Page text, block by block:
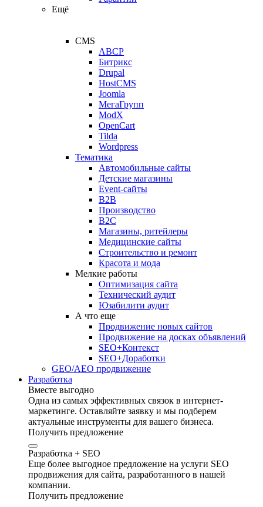
Ещё
CMS
ABCP
Битрикс
Drupal
HostCMS
Joomla
МегаГрупп
ModX
OpenCart
Tilda
Wordpress
Тематика
Автомобильные сайты
Детские магазины
Event-сайты
B2B
Производство
B2C
Магазины, ритейлеры
Медицинские сайты
Строительство и ремонт
Красота и мода
Мелкие работы
Оптимизация сайта
Технический аудит
Юзабилити аудит
А что еще
Продвижение новых сайтов
Продвижение на досках объявлений
SEO+Контекст
SEO+Доработки
GEO/AEO продвижение
Разработка
Вместе выгодно
Одна из самых эффективных связок в интернет-
маркетинге. Оставляйте заявку и мы подберем
актуальные инструменты для вашего бизнеса.
Получить предложение
Разработка + SEO
Еще более выгодное предложение на услуги SEO
продвижения для сайта, разработанного в нашей
компании.
Получить предложение